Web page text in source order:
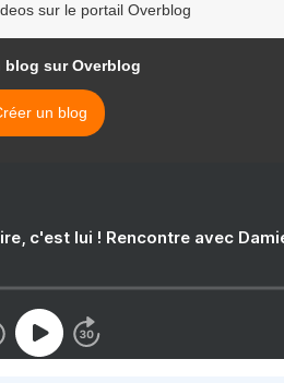
sur le portail Overblog
blog sur Overblog
un blog
c'est lui ! Rencontre avec